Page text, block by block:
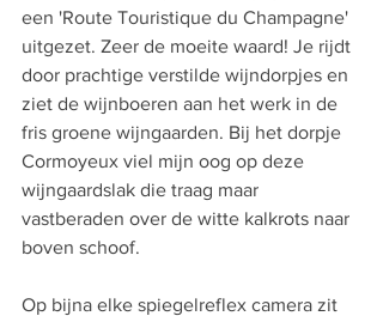
een 'Route Touristique du Champagne'
uitgezet. Zeer de moeite waard! Je rijdt
door prachtige verstilde wijndorpjes en
ziet de wijnboeren aan het werk in de
fris groene wijngaarden. Bij het dorpje
Cormoyeux viel mijn oog op deze
wijngaardslak die traag maar
vastberaden over de witte kalkrots naar
boven schoof.
Op bijna elke spiegelreflex camera zit